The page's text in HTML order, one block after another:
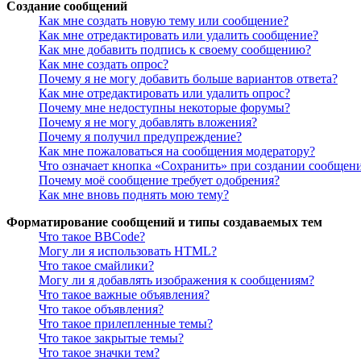
Создание сообщений
Как мне создать новую тему или сообщение?
Как мне отредактировать или удалить сообщение?
Как мне добавить подпись к своему сообщению?
Как мне создать опрос?
Почему я не могу добавить больше вариантов ответа?
Как мне отредактировать или удалить опрос?
Почему мне недоступны некоторые форумы?
Почему я не могу добавлять вложения?
Почему я получил предупреждение?
Как мне пожаловаться на сообщения модератору?
Что означает кнопка «Сохранить» при создании
Почему моё сообщение требует одобрения?
Как мне вновь поднять мою тему?
Форматирование сообщений и типы создаваемых тем
Что такое BBCode?
Могу ли я использовать HTML?
Что такое смайлики?
Могу ли я добавлять изображения к сообщениям?
Что такое важные объявления?
Что такое объявления?
Что такое прилепленные темы?
Что такое закрытые темы?
Что такое значки тем?